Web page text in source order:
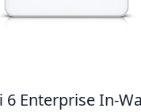
Enterprise In-